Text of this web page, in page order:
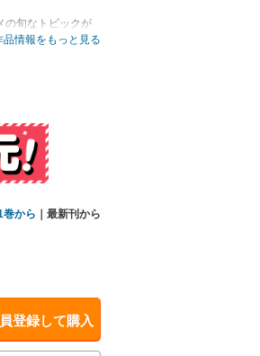
の旬なトピックが
品情報をもっと見る
巻から ｜最新刊から
登録して購入